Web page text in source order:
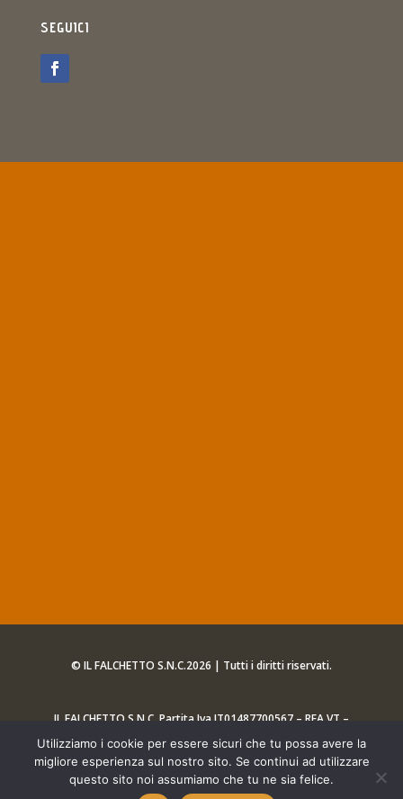
SEGUICI
© IL FALCHETTO S.N.C.2026 | Tutti i diritti riservati.
IL FALCHETTO S.N.C. Partita Iva IT01487700567 – REA VT –
Web Agency [iQ] DESIGN
Utilizziamo i cookie per essere sicuri che tu possa avere la
migliore esperienza sul nostro sito. Se continui ad utilizzare
questo sito noi assumiamo che tu ne sia felice.